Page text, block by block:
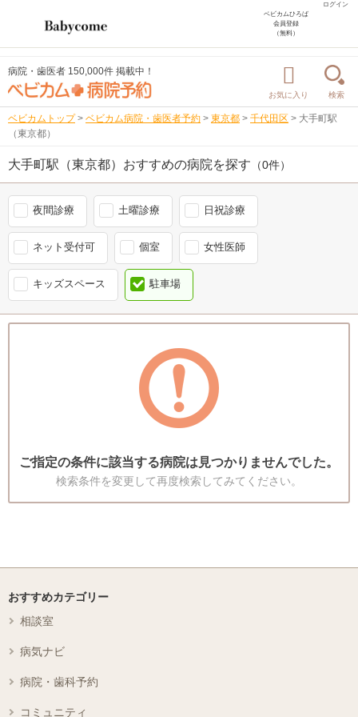
ログイン
ベビカムひろば
会員登録
（無料）
病院・歯医者 150,000件 掲載中！
お気に入り 検索
ベビカムトップ > ベビカム病院・歯医者予約 > 東京都 > 千代田区 > 大手町駅
（東京都）
大手町駅（東京都）おすすめの病院を探す （0件）
夜間診療 土曜診療 日祝診療
ネット受付可 個室 女性医師
キッズスペース 駐車場
ご指定の条件に該当する病院は見つかりませんでした。
検索条件を変更して再度検索してみてください。
おすすめカテゴリー
相談室
病気ナビ
病院・歯科予約
コミュニティ